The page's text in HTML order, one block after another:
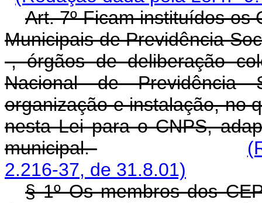
Art. 7º Ficam instituídos os
Municipais de Previdência
-, órgãos de deliberação
Nacional de Previdência
organização e instalação, no
nesta Lei para o CNPS,
municipal.
2.216-37, de 31.8.01)
§ 1º Os membros dos